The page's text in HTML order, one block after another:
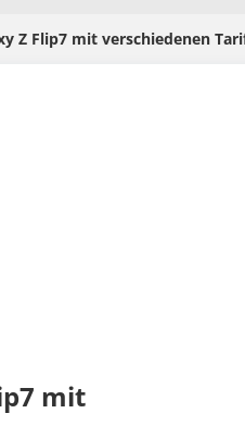
Z Flip7 mit verschiedenen
mit